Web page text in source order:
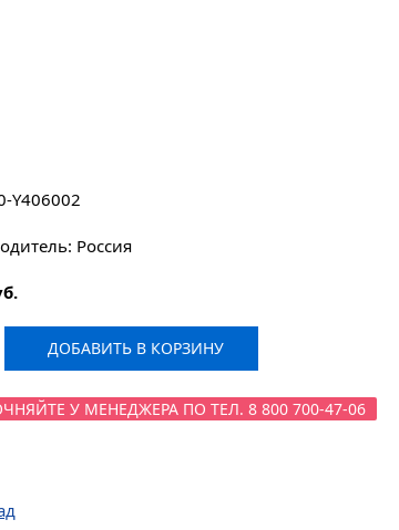
Y406002
Россия
ДОБАВИТЬ В КОРЗИНУ
У МЕНЕДЖЕРА ПО ТЕЛ. 8 800 700-47-06